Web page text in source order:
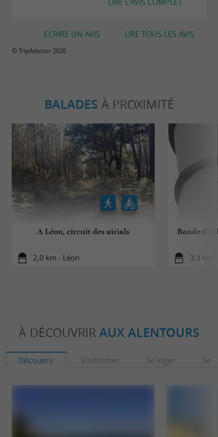
LIRE TOUS LES AVIS
ECRIRE UN AVIS
© TripAdvisor 2026
BALADES À PROXIMITÉ
A Léon, circuit des airials
2,0 km - Léon
Bande
3,3 km
À DÉCOUVRIR AUX ALENTOURS
Découvrir S'informer Se loger Se